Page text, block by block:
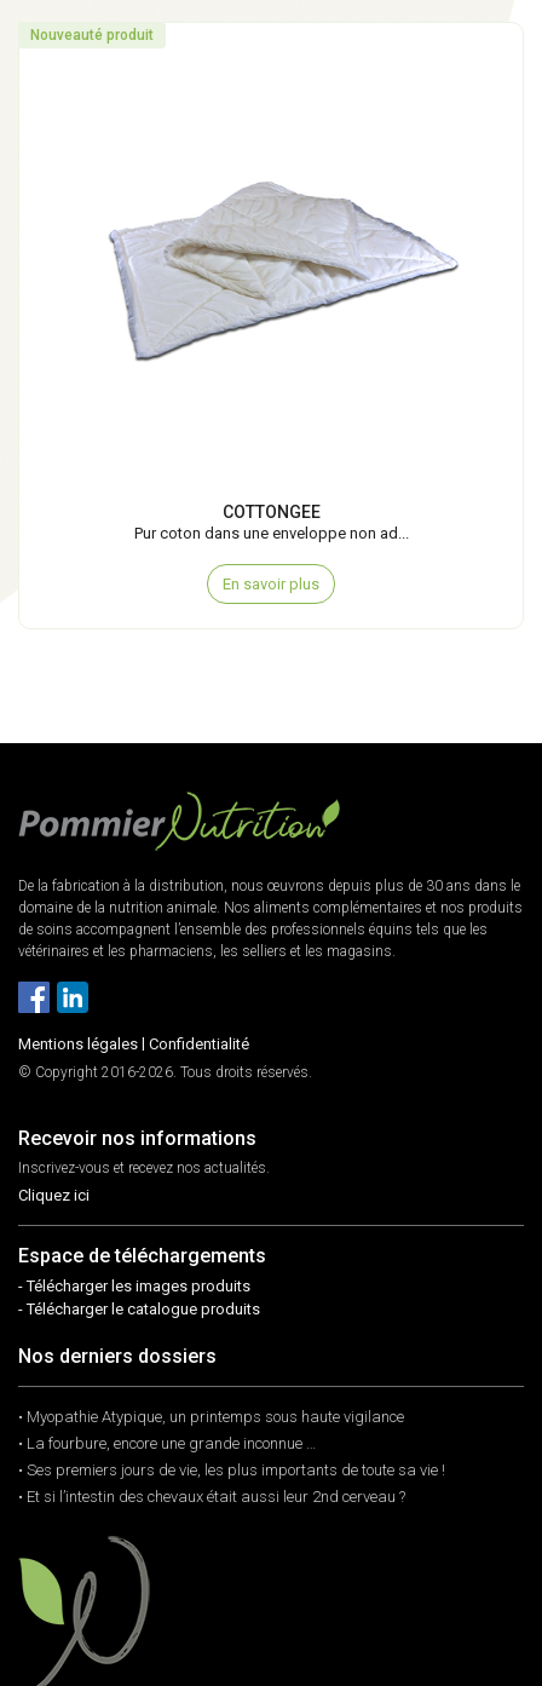
Nouveauté produit
COTTONGEE
Pur coton dans une enveloppe non ad...
En savoir plus
De la fabrication à la distribution, nous œuvrons depuis plus de 30 ans dans le
domaine de la nutrition animale. Nos aliments complémentaires et nos produits
de soins accompagnent l’ensemble des professionnels équins tels que les
vétérinaires et les pharmaciens, les selliers et les magasins.
Mentions légales | Confidentialité
© Copyright 2016-2026. Tous droits réservés.
Recevoir nos informations
Inscrivez-vous et recevez nos actualités.
Cliquez ici
Espace de téléchargements
- Télécharger les images produits
- Télécharger le catalogue produits
Nos derniers dossiers
• Myopathie Atypique, un printemps sous haute vigilance
• La fourbure, encore une grande inconnue …
• Ses premiers jours de vie, les plus importants de toute sa vie !
• Et si l’intestin des chevaux était aussi leur 2nd cerveau ?